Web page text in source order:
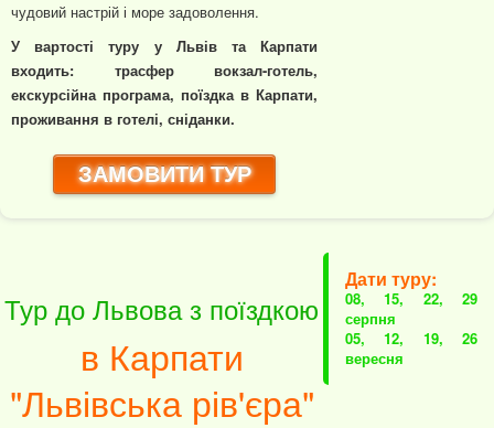
чудовий настрій і море задоволення.
У вартості туру у Львів та Карпати
входить: трасфер вокзал-готель,
екскурсійна програма, поїздка в Карпати,
проживання в готелі, сніданки.
ЗАМОВИТИ ТУР
Дати туру:
08, 15, 22, 29
серпня
05, 12, 19, 26
вересня
Тур до Львова з поїздкою
в Карпати
"Львівська рів'єра"